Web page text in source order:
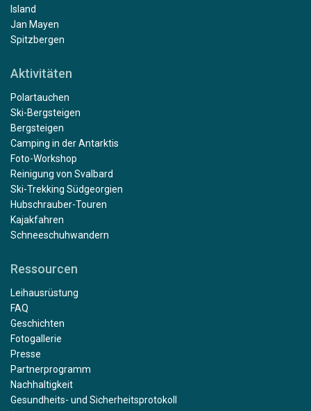
Island
Jan Mayen
Spitzbergen
Aktivitäten
Polartauchen
Ski-Bergsteigen
Bergsteigen
Camping in der Antarktis
Foto-Workshop
Reinigung von Svalbard
Ski-Trekking Südgeorgien
Hubschrauber-Touren
Kajakfahren
Schneeschuhwandern
Ressourcen
Leihausrüstung
FAQ
Geschichten
Fotogallerie
Presse
Partnerprogramm
Nachhaltigkeit
Gesundheits- und Sicherheitsprotokoll